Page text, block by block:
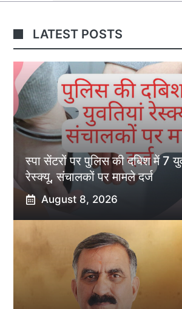
LATEST POSTS
स्पा सेंटरों पर पुलिस की दबिश में 7
रेस्क्यू, संचालकों पर मामले दर्ज
August 8, 2026